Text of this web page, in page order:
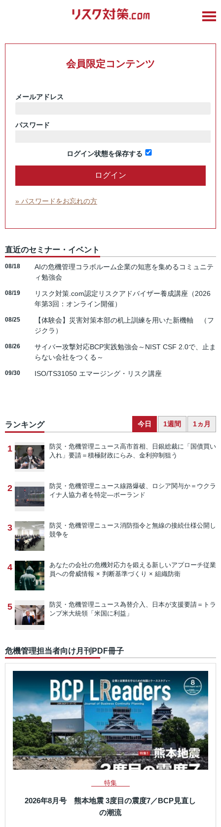
会員限定コンテンツ
メールアドレス
パスワード
ログイン状態を保存する
» パスワードをお忘れの方
直近のセミナー・イベント
08/18
AIの危機管理コラボルーム企業の知恵を集めるコミュニテ
ィ勉強会
08/19
リスク対策.com認定リスクアドバイザー養成講座（2026
年第3回：オンライン開催）
08/25
【体験会】災害対策本部の机上訓練を用いた新機軸 （フ
ジクラ）
08/26
サイバー攻撃対応BCP実践勉強会～NIST CSF 2.0で、止ま
らない会社をつくる～
09/30 ISO/TS31050 エマージング・リスク講座
ランキング 今日 1週間 1ヵ月
1 防災・危機管理ニュース高市首相、日銀総裁に「国債買い
入れ」要請＝積極財政にらみ、金利抑制狙う
2 防災・危機管理ニュース線路爆破、ロシア関与か＝ウクラ
イナ人協力者を特定―ポーランド
3 防災・危機管理ニュース消防指令と無線の接続仕様公開し
競争を
4 あなたの会社の危機対応力を鍛える新しいアプローチ従業
員への脅威情報 × 判断基準づくり × 組織防衛
5 防災・危機管理ニュース為替介入、日本が支援要請＝トラ
ンプ米大統領「米国に利益」
危機管理担当者向け月刊PDF冊子
特集
2026年8月号 熊本地震 3度目の震度7／BCP見直し
の潮流